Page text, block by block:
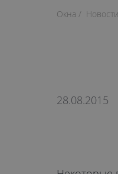
Окна Новости
28.08.2015